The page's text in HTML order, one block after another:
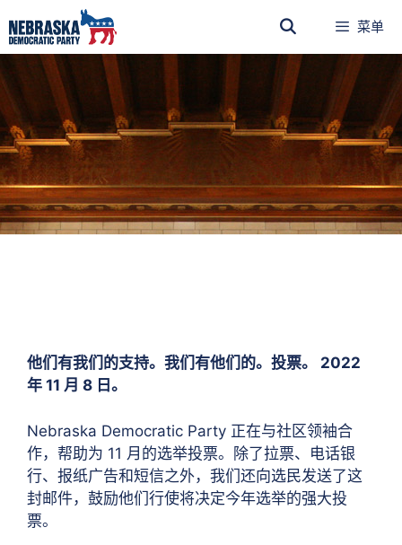
菜单
他们有我们的支持。我们有他们的。投票。 2022
年 11 月 8 日。
Nebraska Democratic Party 正在与社区领袖合
作，帮助为 11 月的选举投票。除了拉票、电话银
行、报纸广告和短信之外，我们还向选民发送了这
封邮件，鼓励他们行使将决定今年选举的强大投
票。